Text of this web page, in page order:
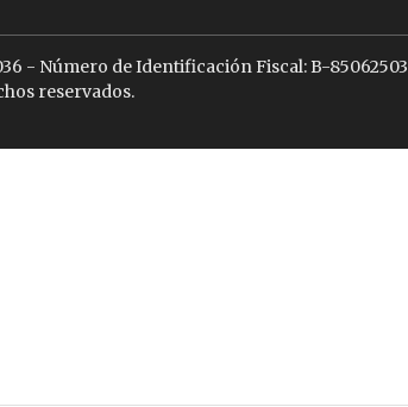
- Número de Identificación Fiscal: B-85062503
reservados.